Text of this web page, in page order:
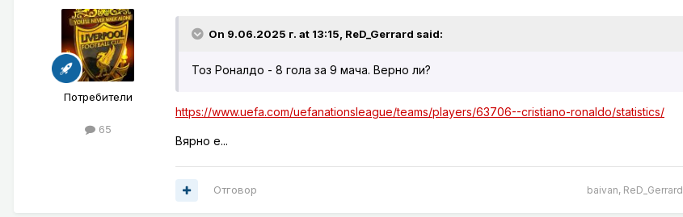
Потребители
65
On 9.06.2025 г. at 13:15, ReD_Gerrard said:
Тоз Роналдо - 8 гола за 9 мача. Верно ли?
https://www.uefa.com/uefanationsleague/teams/players/63706--cristiano-ronaldo/statistics/
Вярно е...
baivan, ReD_Gerrard
Отговор